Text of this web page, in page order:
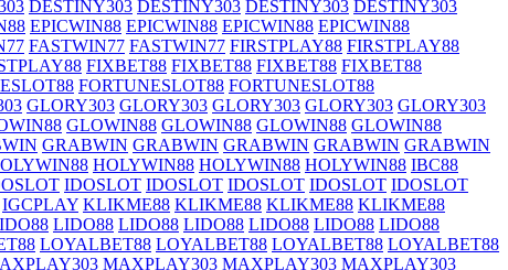
DESTINY303 DESTINY303 DESTINY303 DESTINY303
EPICWIN88 EPICWIN88 EPICWIN88 EPICWIN88
FASTWIN77 FASTWIN77 FIRSTPLAY88 FIRSTPLAY88
FIXBET88 FIXBET88 FIXBET88 FIXBET88
FORTUNESLOT88 FORTUNESLOT88
GLORY303 GLORY303 GLORY303 GLORY303 GLORY303
GLOWIN88 GLOWIN88 GLOWIN88 GLOWIN88
GRABWIN GRABWIN GRABWIN GRABWIN GRABWIN
HOLYWIN88 HOLYWIN88 HOLYWIN88 IBC88
IDOSLOT IDOSLOT IDOSLOT IDOSLOT IDOSLOT
IGCPLAY KLIKME88 KLIKME88 KLIKME88 KLIKME88
LIDO88 LIDO88 LIDO88 LIDO88 LIDO88 LIDO88
LOYALBET88 LOYALBET88 LOYALBET88 LOYALBET88
MAXPLAY303 MAXPLAY303 MAXPLAY303